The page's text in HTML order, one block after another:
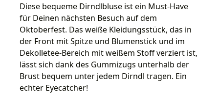
Diese bequeme Dirndlbluse ist ein Must-Have
für Deinen nächsten Besuch auf dem
Oktoberfest. Das weiße Kleidungsstück, das in
der Front mit Spitze und Blumenstick und im
Dekolletee-Bereich mit weißem Stoff verziert ist,
lässt sich dank des Gummizugs unterhalb der
Brust bequem unter jedem Dirndl tragen. Ein
echter Eyecatcher!